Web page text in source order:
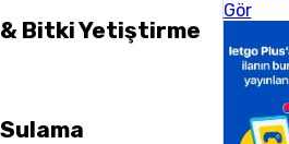
& Bitki Yetiştirme
Gör